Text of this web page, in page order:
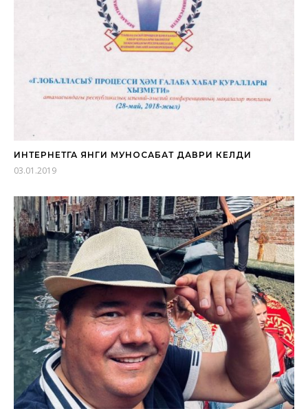
ИНТЕРНЕТГА ЯНГИ МУНОСАБАТ ДАВРИ КЕЛДИ
03.01.2019